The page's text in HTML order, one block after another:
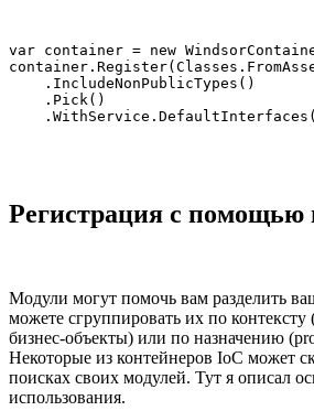
var container = new
    .IncludeNonPublicTypes()
    .Pick()
Регистрация с помощью
Модули могут помочь вам разделить
можете сгруппировать их по
бизнес-объекты) или по назначению
Некоторые из контейнеров IoC может
поисках своих модулей. Тут я описал
использования.